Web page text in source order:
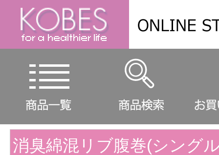
消臭綿混リブ腹巻(シング